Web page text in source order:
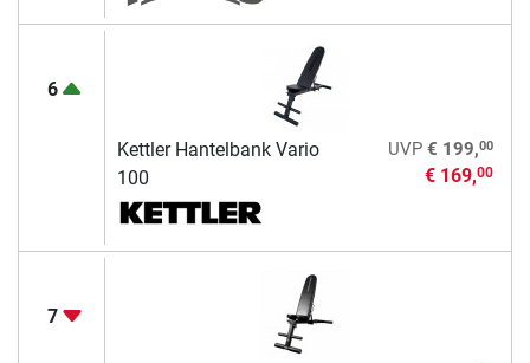
6
Kettler Hantelbank Vario
100
UVP € 199,00
€ 169,00
7